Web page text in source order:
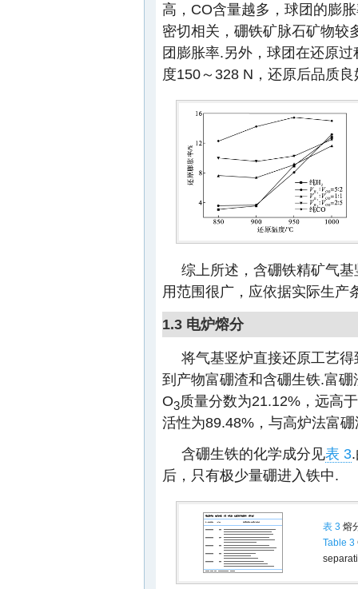
高，CO含量越多，球团的膨
密切相关，硼铁矿脉石矿物较
团膨胀率.另外，球团在还原
度150～328 N，还原后品质良
综上所述，含硼铁精矿气
用范围很广，应依据实际生产
1.3 电炉熔分
将气基竖炉直接还原工艺
到产物富硼渣和含硼生铁.富
O3质量分数为21.12%，远高
活性为89.48%，与高炉法富
含硼生铁的化学成分见表 3
后，只有极少量硼进入铁中.
表 3 熔
Table 3